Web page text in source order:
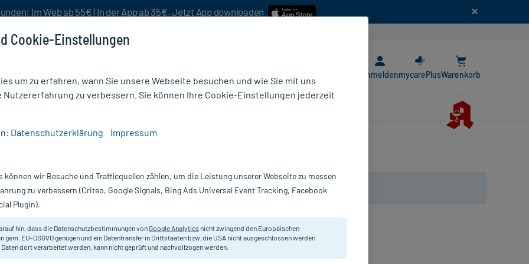
Im Web ab 55€ | In der App ab 35€. Jetzt App downloaden
AnmeldenmycarePlusWarenkorb
Nur für kurze Zeit:Gratis-Versand* ab 19€ Mindestbestellwert!
Adenosyl-
pure encapsulations
Nahrungsergänzungsmittel mit S-Adenosyl-Methionin.
Cookie-Einstellungen
um zu erfahren, wann Sie unsere Webseite besuchen und wie Sie mit uns
Nutzererfahrung zu verbessern. Sie können Ihre Cookie-Einstellungen jederzeit
Datenschutzerklärung Impressum
können wir Besuche und Trafficquellen zählen, um die Leistung unserer Webseite zu messen
zu verbessern (Criteo, Google Signals, Bing Ads Universal Event Tracking, Facebook
Plugin).
hin, dass die Datenschutzbestimmungen vonGoogle Analytics nicht zwingend den Europäischen
gem. EU-DSGVO genügen und ein Datentransfer in Drittstaaten bzw. die USA nicht ausgeschlossen werden
Daten dort verarbeitet werden, kann nicht geprüft und nachvollzogen werden.